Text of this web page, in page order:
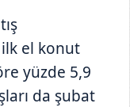
el konut
yüzde 5,9
da şubat